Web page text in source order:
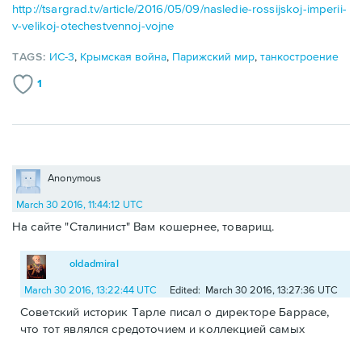
http://tsargrad.tv/article/2016/05/09/nasledie-rossijskoj-imperii-
v-velikoj-otechestvennoj-vojne
TAGS: ИС-3, Крымская война, Парижский мир,танкостроение
1
Anonymous
March 30 2016, 11:44:12 UTC
На сайте "Сталинист" Вам кошернее, товарищ.
oldadmiral
March 30 2016, 13:22:44 UTC Edited: March 30 2016, 13:27:36 UTC
Советский историк Тарле писал о директоре Баррасе,
что тот являлся средоточием и коллекцией самых